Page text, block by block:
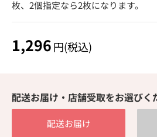
枚、2個指定なら2枚になります。
1,296円(税込)
配送お届け・店舗受取をお選びく
配送お届け